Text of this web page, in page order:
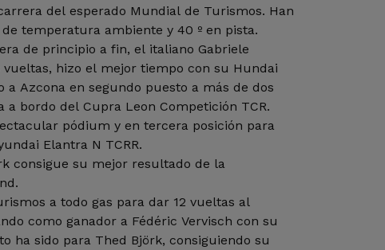
del esperado Mundial de Turismos. Han
temperatura ambiente y 40 º en pista.
de principio a fin, el italiano Gabriele
hizo el mejor tiempo con su Hundai
a Azcona en segundo puesto a más de dos
a bordo del Cupra Leon Competición TCR.
pódium y en tercera posición para
Elantra N TCRR.
consigue su mejor resultado de la
a todo gas para dar 12 vueltas al
como ganador a Fédéric Vervisch con su
ha sido para Thed Björk, consiguiendo su